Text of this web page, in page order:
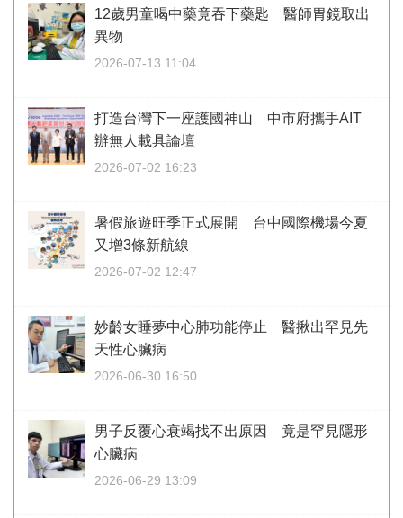
12歲男童喝中藥竟吞下藥匙 醫師胃鏡取出
異物
2026-07-13 11:04
打造台灣下一座護國神山 中市府攜手AIT
辦無人載具論壇
2026-07-02 16:23
暑假旅遊旺季正式展開 台中國際機場今夏
又增3條新航線
2026-07-02 12:47
妙齡女睡夢中心肺功能停止 醫揪出罕見先
天性心臟病
2026-06-30 16:50
男子反覆心衰竭找不出原因 竟是罕見隱形
心臟病
2026-06-29 13:09